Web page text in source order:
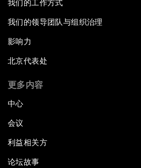
我们的工作方式
我们的领导团队与组织治理
影响力
北京代表处
更多内容
中心
会议
利益相关方
论坛故事